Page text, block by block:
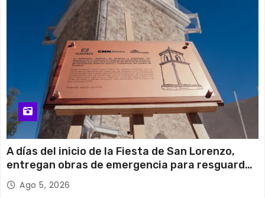
A días del inicio de la Fiesta de San Lorenzo,
entregan obras de emergencia para resguardar
su histórico campanario
Ago 5, 2026